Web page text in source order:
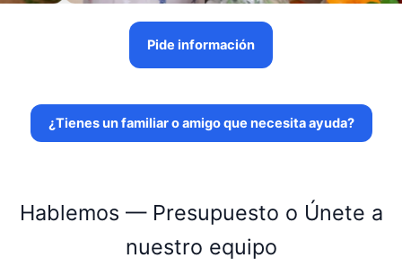
Pide información
¿Tienes un familiar o amigo que necesita ayuda?
Hablemos — Presupuesto o Únete a
nuestro equipo